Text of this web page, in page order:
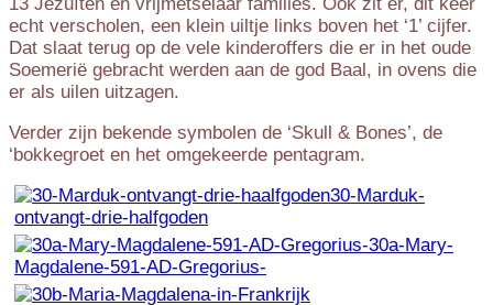
echt verscholen, een klein uiltje links boven het ‘1’ cijfer.
Dat slaat terug op de vele kinderoffers die er in het oude
Soemerië gebracht werden aan de god Baal, in ovens die
er als uilen uitzagen.
Verder zijn bekende symbolen de ‘Skull & Bones’, de
‘bokkegroet en het omgekeerde pentagram.
30-Marduk-
ontvangt-drie-halfgoden
30a-Mary-
Magdalene-591-AD-Gregorius-